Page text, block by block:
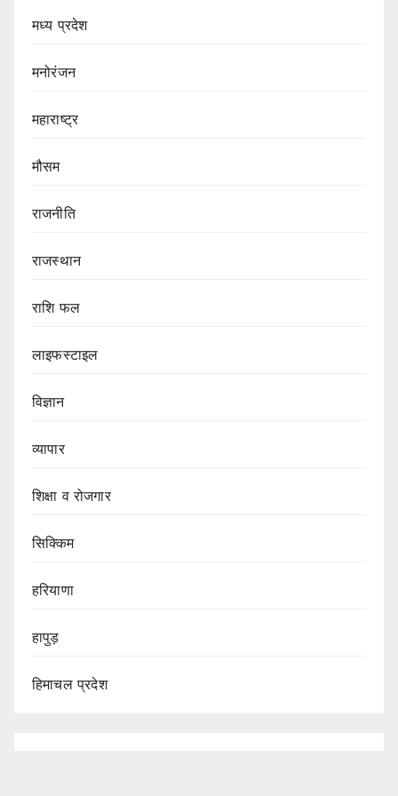
मध्य प्रदेश
मनोरंजन
महाराष्ट्र
मौसम
राजनीति
राजस्थान
राशि फल
लाइफस्टाइल
विज्ञान
व्यापार
शिक्षा व रोजगार
सिक्किम
हरियाणा
हापुड़
हिमाचल प्रदेश